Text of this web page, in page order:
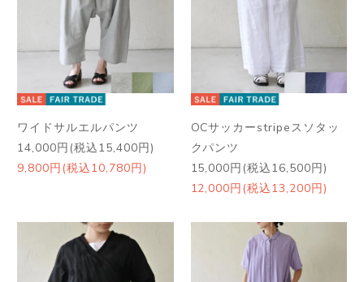
ワイドサルエルパンツ
14,000円(税込15,400円)
9,800円(税込10,780円)
OCサッカーstripeスソタッ
クパンツ
15,000円(税込16,500円)
12,000円(税込13,200円)